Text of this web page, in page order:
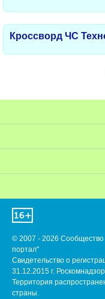
Кроссворд ЧС
© 2007 - 2026 Сообщество
портал"
Свидетельство о
31.12.2015 г.
Территория
страны.